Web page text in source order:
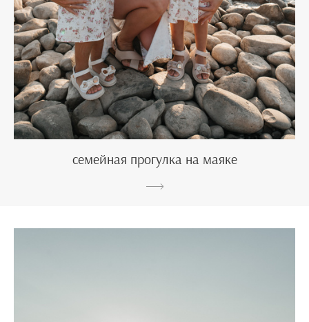
семейная прогулка на маяке